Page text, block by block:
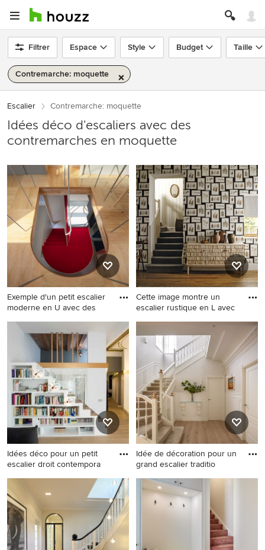
Filtrer Espace Style Budget Taille
Contremarche: moquette
Escalier Contremarche: moquette
Idées déco d'escaliers avec des
contremarches en moquette
Exemple d'un petit escalier
moderne en U avec des
Exemple d'un petit escalier
moderne en U avec des
marches en moquette, des
contremarches en moquette
et un garde-corps en métal.
Cette image montre un
escalier rustique en L avec
Cette image montre un
escalier rustique en L avec
des marches en moquette et
des contremarches en
moquette.
Idées déco pour un petit
escalier droit contempora
Idées déco pour un petit
escalier droit contemporain
avec des marches en
moquette, des
contremarches en moquette
et rangements.
Idée de décoration pour un
grand escalier traditio
Idée de décoration pour un
grand escalier tradition en U
avec du papier peint, des
marches en moquette, des
contremarches en moquette
et un garde-corps en bois.